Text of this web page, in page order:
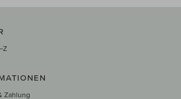
Zahlung